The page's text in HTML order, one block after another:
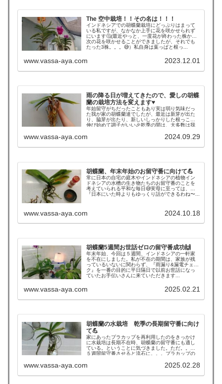
The 空中栽培！！その名は！！！
インドネシアでの胡蝶蘭栽培にどっぷりはまって
いる私ですが、なかなか上手に花を咲かせられず
にいます🤔(最近やっと、一度花が終わった株から
次の花を咲かせることができましたが、それでも
たった3株。。。😅）私自身は葉っぱと根っ...
www.vassa-aya.com 2023.12.01
雨の降る日が増えてきたので、愛しの胡蝶
蘭の栽培方法を変えます♥
年始留守がちだったこともあり実は弱り気味だっ
た我が家の胡蝶蘭達でしたが、最近は新芽が出た
り、脇芽が出たり、新しいしっかりした根っこが
伸び始めて調子がいい🎉乾季の間は、大多数は我
www.vassa-aya.com 2024.09.29
胡蝶蘭、年末年始のお留守番に向けて💪
常に日本の自宅の庭木やインドネシアの植物イン
ドネシアの水槽の生き物たちのお留守番のことを
考えていられる平和な毎日😅実母に至っては、
『日本にいた時よりもゆっくり話ができるわね〜...
www.vassa-aya.com 2024.10.18
胡蝶蘭5週間お世話ゼロの留守番成功🙌
年末年始、今回は５週間、インドネシアの一軒家
を不在にしました。私が不在の期間は、家族が残
っているいないに関わらず、『雨漏り&漏電チェッ
ク』を一番の目的に平日隔日で以前お世話になっ
ていたお手伝いさんに来ていただきます...
www.vassa-aya.com 2025.02.21
胡蝶蘭の水栽培 乾季の長期留守番に向け
て💪
家にあったプラカップを再利用したのをきっかけ
に水栽培は長期不在時、胡蝶蘭の留守番にも適し
ている。ということに気づきました。ただ。。。
５週間留守番させると流石に。。。プラカップの
www.vassa-aya.com 2025.02.28